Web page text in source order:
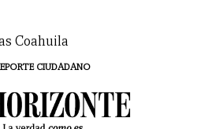
Coahuila
CIUDADANO